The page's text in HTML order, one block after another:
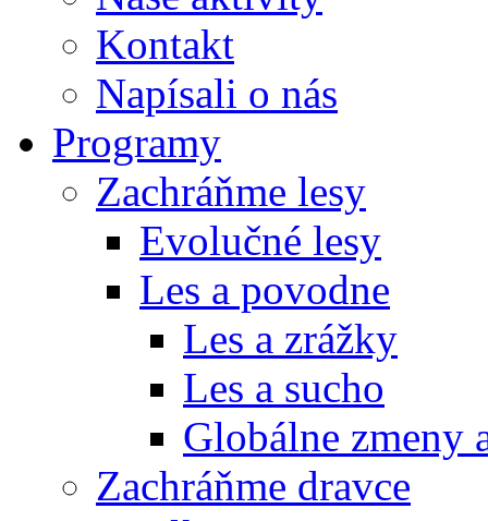
Kontakt
Napísali o nás
Programy
Zachráňme lesy
Evolučné lesy
Les a povodne
Les a zrážky
Les a sucho
Globálne zmeny
Zachráňme dravce